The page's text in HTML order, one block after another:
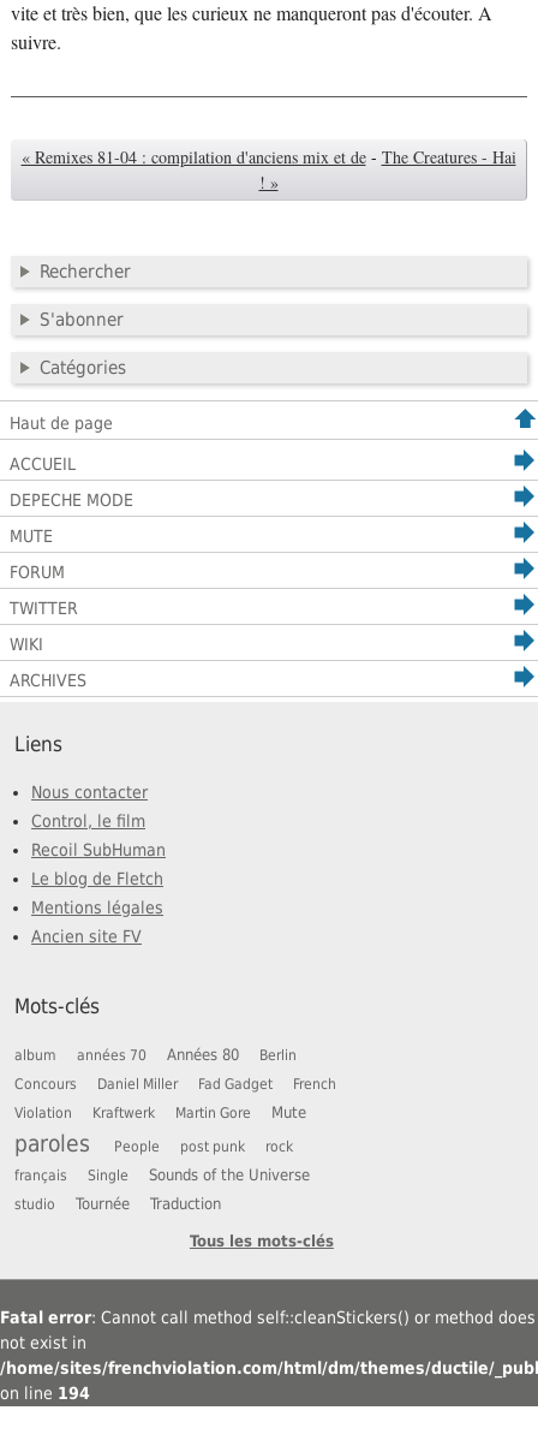
vite et très bien, que les curieux ne manqueront pas d'écouter. A
suivre.
« Remixes 81-04 : compilation d'anciens mix et de - The Creatures - Hai
! »
Rechercher
S'abonner
Catégories
Haut de page
ACCUEIL
DEPECHE MODE
MUTE
FORUM
TWITTER
WIKI
ARCHIVES
Liens
Nous contacter
Control, le film
Recoil SubHuman
Le blog de Fletch
Mentions légales
Ancien site FV
Mots-clés
album années 70 Années 80
Berlin
Concours
Daniel Miller Fad Gadget
French
Violation
Kraftwerk Martin Gore Mute
paroles People post punk
rock
français
Single Sounds of the Universe
studio Tournée Traduction
Tous les mots-clés
Fatal error: Cannot call method self::cleanStickers() or method does
not exist in
/home/sites/frenchviolation.com/html/dm/themes/ductile/
on line 194